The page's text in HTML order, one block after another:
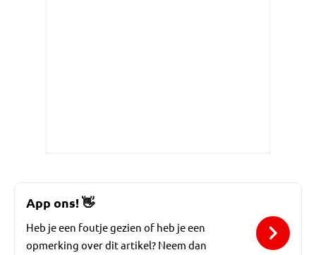
App ons!👋
Heb je een foutje gezien of heb je een
opmerking over dit artikel? Neem dan